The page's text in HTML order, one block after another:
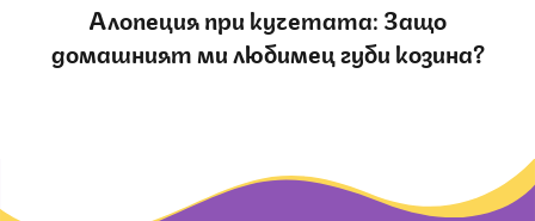
Алопеция при кучетата: Защо
домашният ми любимец губи козина?